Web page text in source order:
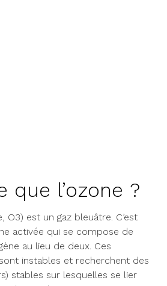
que l’ozone ?
O3) est un gaz bleuâtre. C’est
activée qui se compose de
au lieu de deux. Ces
instables et recherchent des
stables sur lesquelles se lier